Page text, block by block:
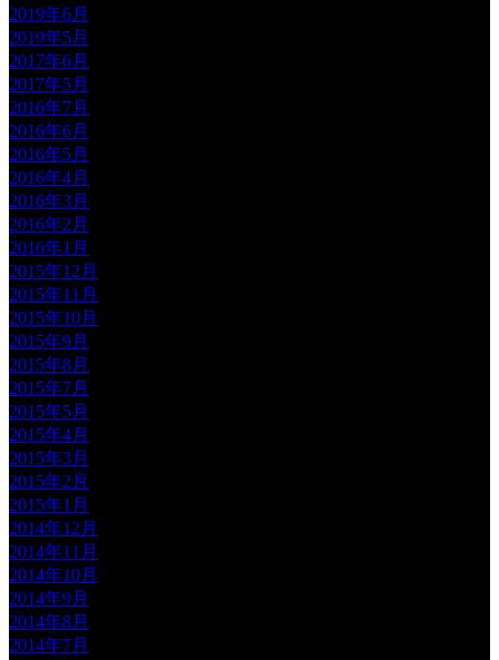
2019年6月
2019年5月
2017年6月
2017年5月
2016年7月
2016年6月
2016年5月
2016年4月
2016年3月
2016年2月
2016年1月
2015年12月
2015年11月
2015年10月
2015年9月
2015年8月
2015年7月
2015年5月
2015年4月
2015年3月
2015年2月
2015年1月
2014年12月
2014年11月
2014年10月
2014年9月
2014年8月
2014年7月